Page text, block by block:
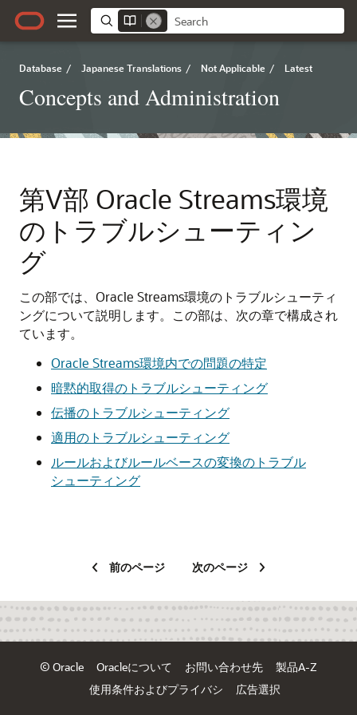
Database / Japanese Translations / Not Applicable / Latest
Concepts and Administration
第V部 Oracle Streams環境
のトラブルシューティン
グ
この部では、Oracle Streams環境のトラブルシューティ
ングについて説明します。この部は、次の章で構成され
ています。
Oracle Streams環境内での問題の特定
暗黙的取得のトラブルシューティング
伝播のトラブルシューティング
適用のトラブルシューティング
ルールおよびルールベースの変換のトラブル
シューティング
前のページ 次のページ
© Oracle Oracleについて お問い合わせ先
製品A-Z
使用条件およびプライバシ
広告選択